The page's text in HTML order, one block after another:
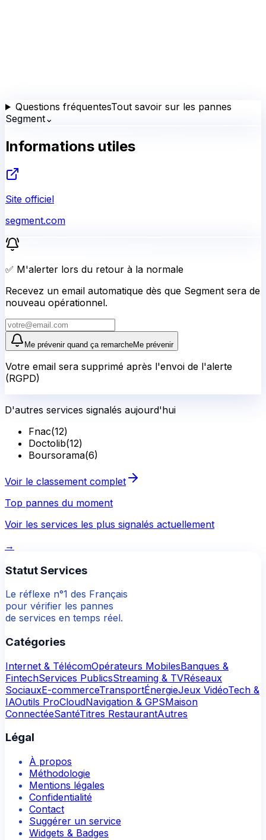
Questions fréquentesTout savoir sur les pannes
Segment⌄
Informations utiles
Site officiel
segment.com
✅ M'alerter lors du retour à la normale
Recevez un email automatique dès que Segment sera de
nouveau opérationnel.
Me prévenir quand ça remarcheMe prévenir
Votre email sera supprimé après l'envoi de l'alerte
(RGPD)
D'autres services signalés aujourd'hui
Fnac(12)
Doctolib(12)
Boursorama(6)
Voir le classement complet
Top pannes du moment
Voir les services les plus signalés actuellement
→
Statut Services
Le réflexe n°1 des Français
pour vérifier les pannes
de services en temps réel.
Catégories
Internet & TélécomOpérateurs MobilesBanques &
FintechServices PublicsStreaming & TVRéseaux
SociauxE-commerceTransportÉnergieJeux VidéoTech &
IAOutils ProCloudNavigation & GPSMaison
ConnectéeSantéTitres RestaurantAutres
Légal
À propos
Méthodologie
Mentions légales
Confidentialité
Contact
Suggérer un service
Widgets & Badges